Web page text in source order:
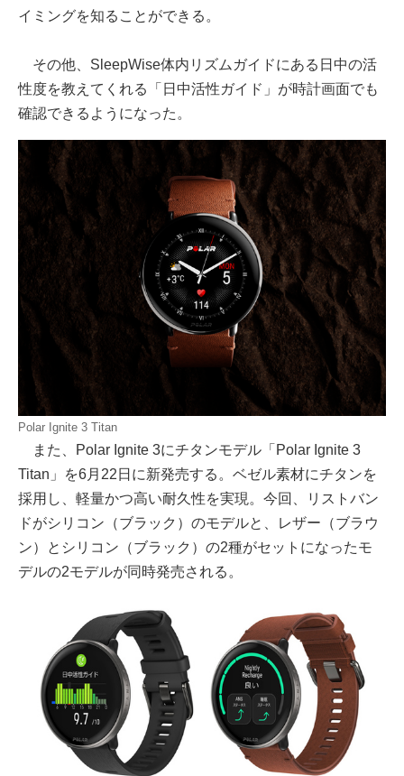
イミングを知ることができる。
その他、SleepWise体内リズムガイドにある日中の活
性度を教えてくれる「日中活性ガイド」が時計画面でも
確認できるようになった。
Polar Ignite 3 Titan
また、Polar Ignite 3にチタンモデル「Polar Ignite 3
Titan」を6月22日に新発売する。ベゼル素材にチタンを
採用し、軽量かつ高い耐久性を実現。今回、リストバン
ドがシリコン（ブラック）のモデルと、レザー（ブラウ
ン）とシリコン（ブラック）の2種がセットになったモ
デルの2モデルが同時発売される。